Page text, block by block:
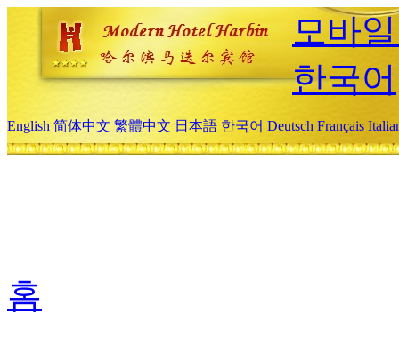
모바
한국어
English 简体中文 繁體中文 日本語 한국어 Deutsch Français
홈